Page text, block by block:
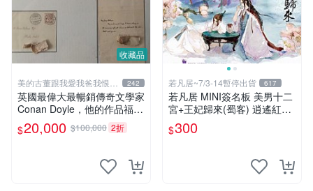
收藏品
美的古董跟我愛我爸我恨壞
人
242
英國最偉大最暢銷傳奇文學家
Conan Doyle，他的作品福爾
摩斯犯罪偵探集在250國暢銷
文學小說、電影
$20,000 $100,000 2折
若凡居~7/3-14暫停出貨 617
若凡居 MINI簽名板 美男十二
宮+王妃歸來(蜀客) 逍遙紅塵
&貓君笑豬&何何舞 親筆簽名
簽名板
$300